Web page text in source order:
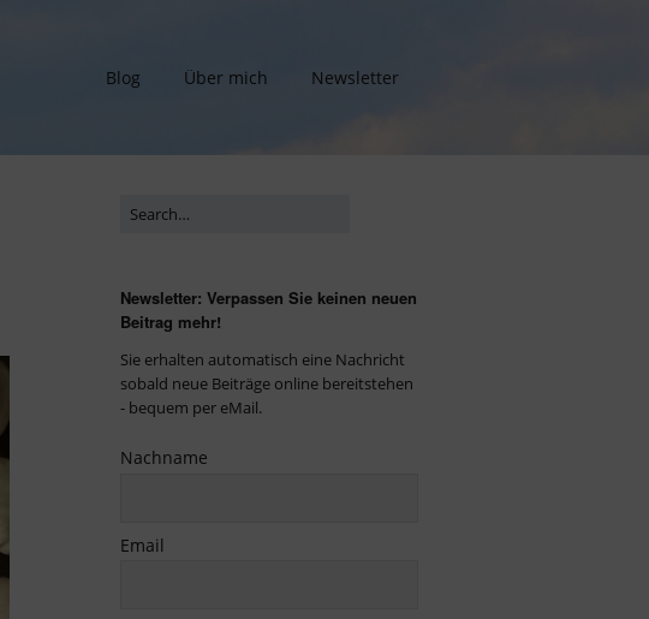
Blog Über mich Newsletter
Newsletter: Verpassen Sie keinen neuen
Beitrag mehr!
Sie erhalten automatisch eine Nachricht
sobald neue Beiträge online bereitstehen
- bequem per eMail.
Nachname
Email